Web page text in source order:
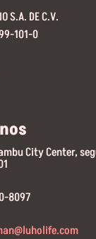
S.A. DE C.V.
101-0
City Center,
8097